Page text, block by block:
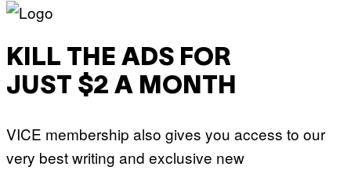
KILL THE ADS FOR
JUST $2 A MONTH
VICE membership also gives you access to our
very best writing and exclusive new